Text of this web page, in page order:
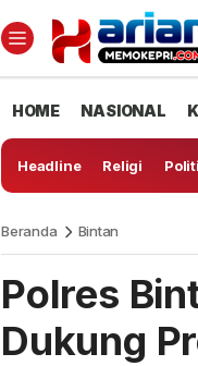
HOME NASIONAL
Headline Religi
Beranda Bintan
Polres
Dukung